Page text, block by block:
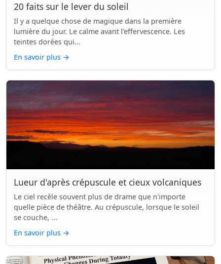
20 faits sur le lever du soleil
Il y a quelque chose de magique dans la première
lumière du jour. Le calme avant l’effervescence. Les
teintes dorées qui...
En savoir plus →
Lueur d'après crépuscule et cieux volcaniques
Le ciel recèle souvent plus de drame que n'importe
quelle pièce de théâtre. Au crépuscule, lorsque le soleil
se couche, ...
En savoir plus →